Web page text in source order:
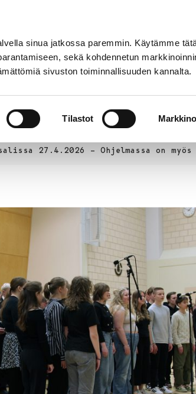
sinua jatkossa paremmin. Käytämme
sekä kohdennetun
sivuston toiminnallisuuden kannalta.
Tilastot
27.4.2026 – Ohjelmassa on myös